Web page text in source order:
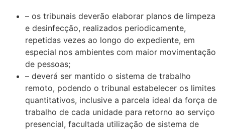
– os tribunais deverão elaborar planos de limpeza
e desinfecção, realizados periodicamente,
repetidas vezes ao longo do expediente, em
especial nos ambientes com maior movimentação
de pessoas;
– deverá ser mantido o sistema de trabalho
remoto, podendo o tribunal estabelecer os limites
quantitativos, inclusive a parcela ideal da força de
trabalho de cada unidade para retorno ao serviço
presencial, facultada utilização de sistema de